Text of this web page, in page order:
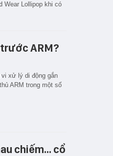
Wear Lollipop khi có
ARM?
vi xử lý di động gắn
ARM trong một số
chiếm... cổ